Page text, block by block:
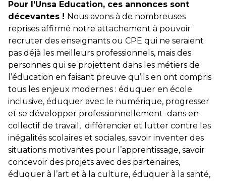
Pour l’Unsa Education, ces annonces sont
décevantes ! Nous avons à de nombreuses
reprises affirmé notre attachement à pouvoir
recruter des enseignants ou CPE qui ne seraient
pas déjà les meilleurs professionnels, mais des
personnes qui se projettent dans les métiers de
l’éducation en faisant preuve qu’ils en ont compris
tous les enjeux modernes : éduquer en école
inclusive, éduquer avec le numérique, progresser
et se développer professionnellement dans en
collectif de travail, différencier et lutter contre les
inégalités scolaires et sociales, savoir inventer des
situations motivantes pour l’apprentissage, savoir
concevoir des projets avec des partenaires,
éduquer à l’art et à la culture, éduquer à la santé,